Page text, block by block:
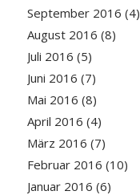
September 2016 (4)
August 2016 (8)
Juli 2016 (5)
Juni 2016 (7)
Mai 2016 (8)
April 2016 (4)
März 2016 (7)
Februar 2016 (10)
Januar 2016 (6)